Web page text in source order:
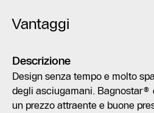
Vantaggi
Descrizione
Design senza tempo e molto
degli asciugamani. Bagnostar®
un prezzo attraente e buone